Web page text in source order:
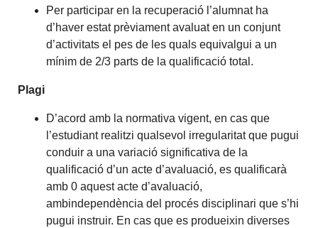
Per participar en la recuperació l’alumnat ha
d’haver estat prèviament avaluat en un conjunt
d’activitats el pes de les quals equivalgui a un
mínim de 2/3 parts de la qualificació total.
Plagi
D’acord amb la normativa vigent, en cas que
l’estudiant realitzi qualsevol irregularitat que pugui
conduir a una variació significativa de la
qualificació d’un acte d’avaluació, es qualificarà
amb 0 aquest acte d’avaluació,
ambindependència del procés disciplinari que s’hi
pugui instruir. En cas que es produeixin diverses